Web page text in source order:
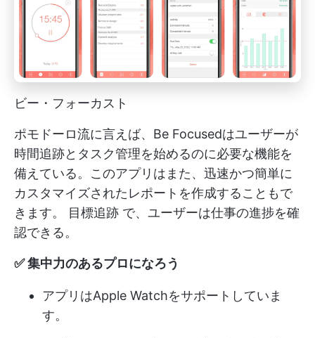
ビー・フォーカスト
ポモドーロ流に言えば、Be Focusedはユーザーが
時間追跡とタスク管理を始めるのに必要な機能を
備えている。このアプリはまた、迅速かつ簡単に
カスタマイズされたレポートを作成することもで
きます。 目標追跡 で、ユーザーは仕事の進捗を確
認できる。
✅ 集中力のあるプロになろう
アプリはApple Watchをサポートしていま
す。